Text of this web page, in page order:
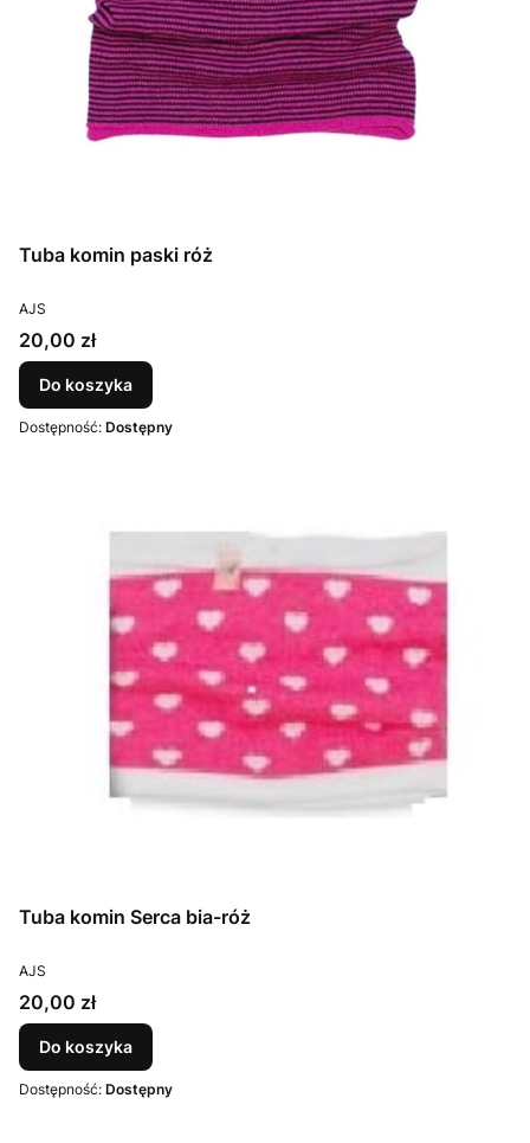
Tuba komin paski róż
PRODUCENT
AJS
Cena
20,00 zł
Do koszyka
Dostępność: Dostępny
Tuba komin Serca bia-róż
PRODUCENT
AJS
Cena
20,00 zł
Do koszyka
Dostępność: Dostępny